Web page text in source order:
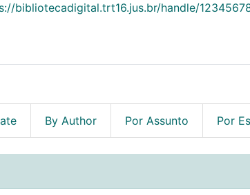
bibliotecadigital.trt16.jus.br/handle/
By Author Por Assunto Por